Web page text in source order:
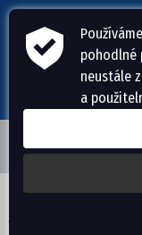
ÚVODNÍ STRÁNKA
Ateliéry
pohodlné
neustále
a